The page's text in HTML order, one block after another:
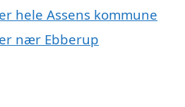
hele Assens kommune
nær Ebberup